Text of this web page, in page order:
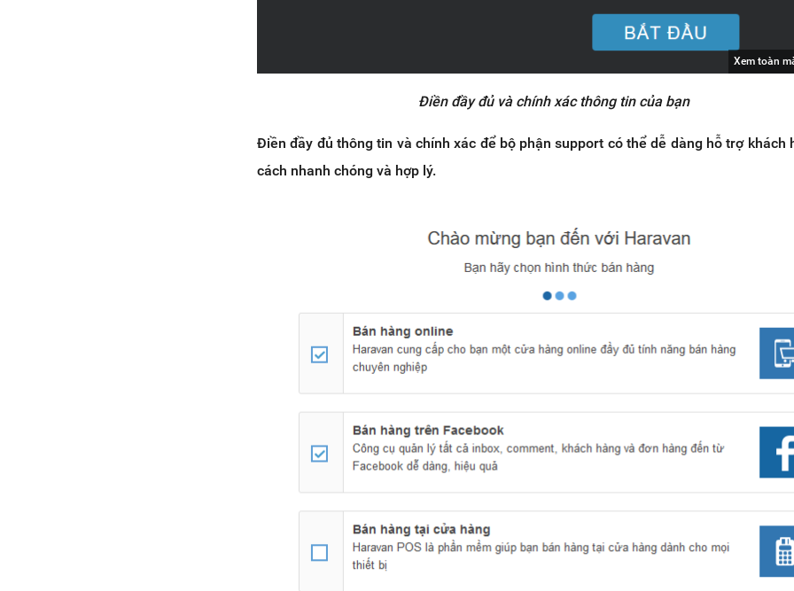
Xem toàn
Điền đầy đủ và chính xác thông tin của bạn
Điền đầy đủ thông tin và chính xác để bộ phận support có thể dễ dàng hỗ trợ khách
cách nhanh chóng và hợp lý.